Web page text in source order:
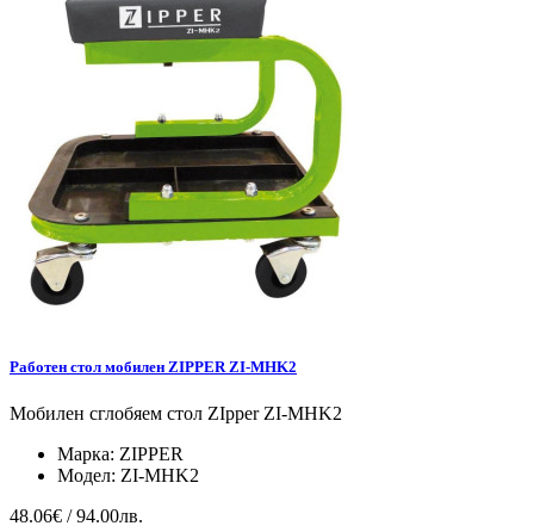
Работен стол мобилен ZIPPER ZI-MHK2
Мобилен сглобяем стол ZIpper ZI-MHK2
Марка: ZIPPER
Модел: ZI-MHK2
48.06€ / 94.00лв.